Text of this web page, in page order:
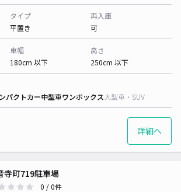
タイプ
平置き
再入庫
可
車幅
180cm 以下
高さ
250cm 以下
パクトカー中型車ワンボックス大型車・SUV
詳細へ
寺町719駐車場
0 / 0件